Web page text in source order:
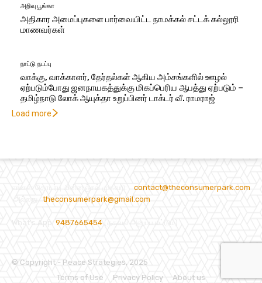
அறிவு பூங்கா
அதிகார அமைப்புகளை பார்வையிட்ட நாமக்கல் சட்டக் கல்லூரி
மாணவர்கள்
நாட்டு நடப்பு
வாக்கு, வாக்காளர், தேர்தல்கள் ஆகிய அம்சங்களில் ஊழல்
ஏற்படும்போது ஜனநாயகத்துக்கு மிகப்பெரிய ஆபத்து ஏற்படும் –
தமிழ்நாடு லோக் ஆயுக்தா உறுப்பினர் டாக்டர் வீ. ராமராஜ்
Load more
contact@theconsumerpark.com
theconsumerpark@gmail.com
9487665454
© Copyright - Peace Strategies, 2025
Terms of Use
Privacy Policy About us